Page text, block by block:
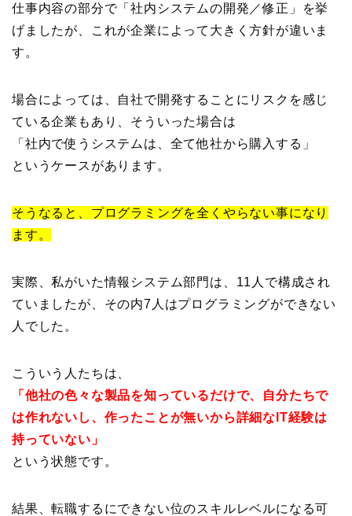
仕事内容の部分で「社内システムの開発／修正」を挙
げましたが、これが企業によって大きく方針が違いま
す。
場合によっては、自社で開発することにリスクを感じ
ている企業もあり、そういった場合は
「社内で使うシステムは、全て他社から購入する」
というケースがあります。
そうなると、プログラミングを全くやらない事になり
ます。
実際、私がいた情報システム部門は、11人で構成され
ていましたが、その内7人はプログラミングができない
人でした。
こういう人たちは、
「他社の色々な製品を知っているだけで、自分たちで
は作れないし、作ったことが無いから詳細なIT経験は
持っていない」
という状態です。
結果、転職するにできない位のスキルレベルになる可